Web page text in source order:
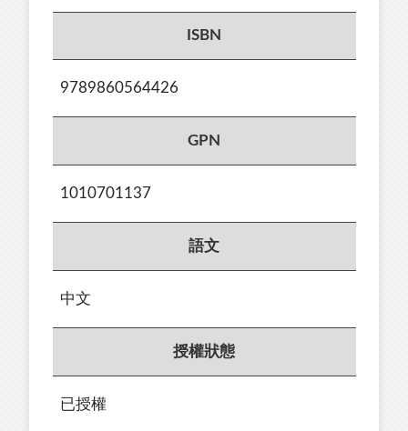
ISBN
9789860564426
GPN
1010701137
語文
中文
授權狀態
已授權